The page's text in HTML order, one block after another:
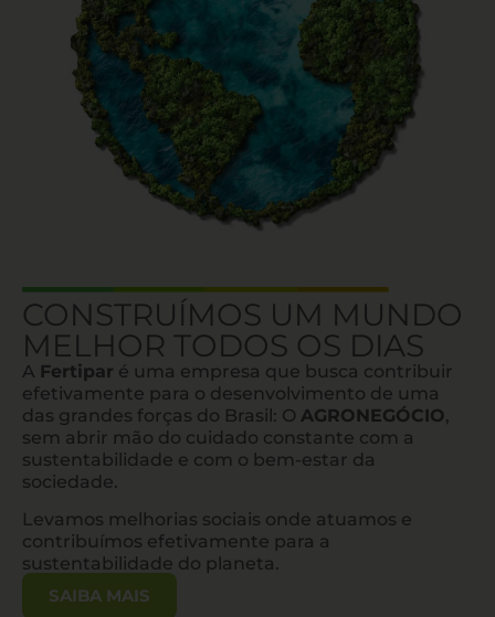
CONSTRUÍMOS UM MUNDO
MELHOR TODOS OS DIAS
A Fertipar é uma empresa que busca contribuir
efetivamente para o desenvolvimento de uma
das grandes forças do Brasil: O AGRONEGÓCIO,
sem abrir mão do cuidado constante com a
sustentabilidade e com o bem-estar da
sociedade.
Levamos melhorias sociais onde atuamos e
contribuímos efetivamente para a
sustentabilidade do planeta.
SAIBA MAIS